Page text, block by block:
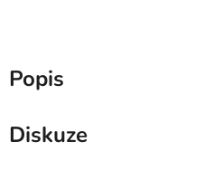
Popis
Diskuze